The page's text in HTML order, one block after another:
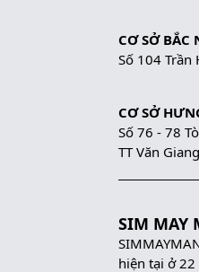
CƠ SỞ BẮC
Số 104 Trần
CƠ SỞ
Số 76 - 78
TT Văn Giang
SIM MAY
hiện tại ở 22